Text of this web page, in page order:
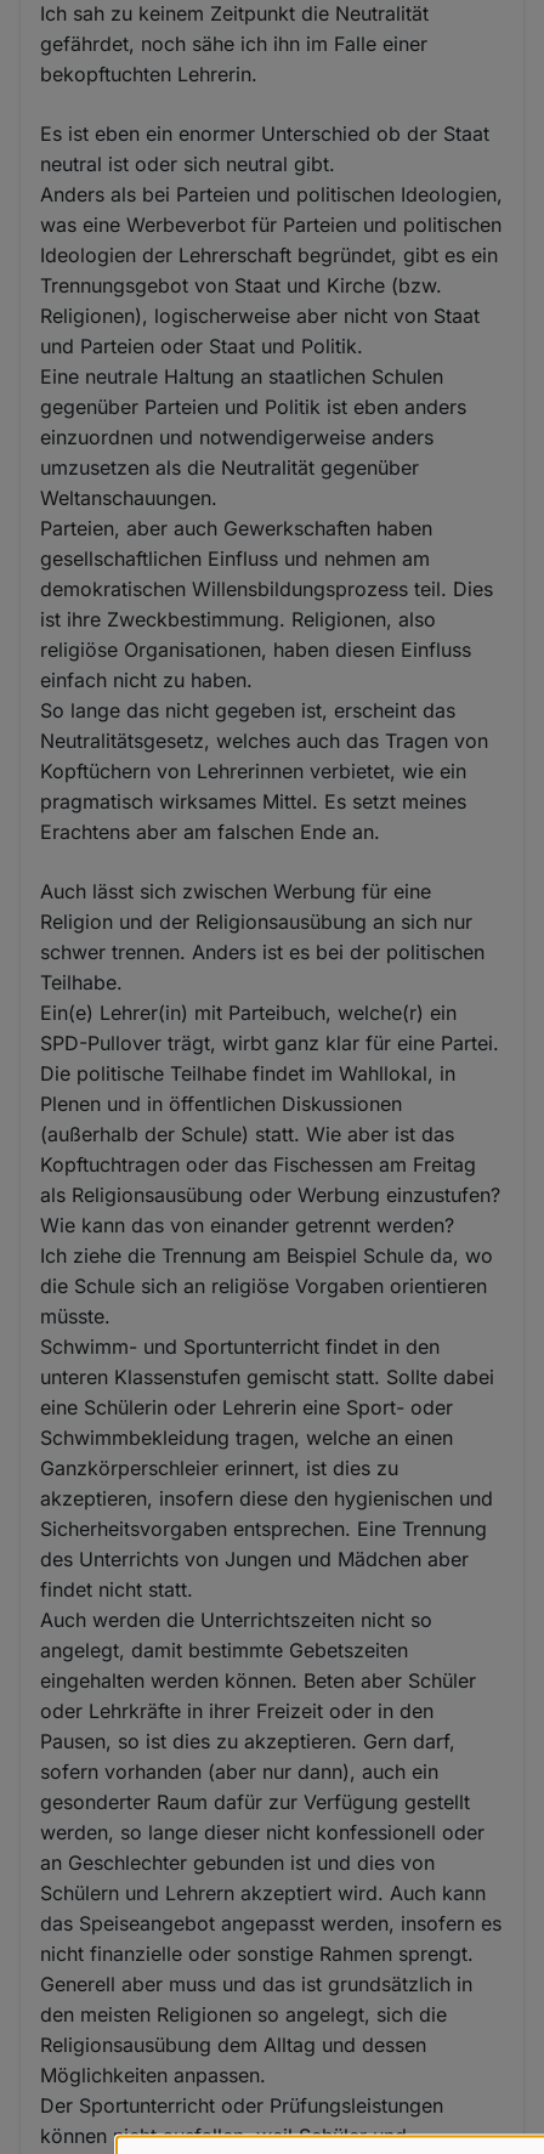
Ich sah zu keinem Zeitpunkt die Neutralität
gefährdet, noch sähe ich ihn im Falle einer
bekopftuchten Lehrerin.
Es ist eben ein enormer Unterschied ob der Staat
neutral ist oder sich neutral gibt.
Anders als bei Parteien und politischen Ideologien,
was eine Werbeverbot für Parteien und politischen
Ideologien der Lehrerschaft begründet, gibt es ein
Trennungsgebot von Staat und Kirche (bzw.
Religionen), logischerweise aber nicht von Staat
und Parteien oder Staat und Politik.
Eine neutrale Haltung an staatlichen Schulen
gegenüber Parteien und Politik ist eben anders
einzuordnen und notwendigerweise anders
umzusetzen als die Neutralität gegenüber
Weltanschauungen.
Parteien, aber auch Gewerkschaften haben
gesellschaftlichen Einfluss und nehmen am
demokratischen Willensbildungsprozess teil. Dies
ist ihre Zweckbestimmung. Religionen, also
religiöse Organisationen, haben diesen Einfluss
einfach nicht zu haben.
So lange das nicht gegeben ist, erscheint das
Neutralitätsgesetz, welches auch das Tragen von
Kopftüchern von Lehrerinnen verbietet, wie ein
pragmatisch wirksames Mittel. Es setzt meines
Erachtens aber am falschen Ende an.
Auch lässt sich zwischen Werbung für eine
Religion und der Religionsausübung an sich nur
schwer trennen. Anders ist es bei der politischen
Teilhabe.
Ein(e) Lehrer(in) mit Parteibuch, welche(r) ein
SPD-Pullover trägt, wirbt ganz klar für eine Partei.
Die politische Teilhabe findet im Wahllokal, in
Plenen und in öffentlichen Diskussionen
(außerhalb der Schule) statt. Wie aber ist das
Kopftuchtragen oder das Fischessen am Freitag
als Religionsausübung oder Werbung einzustufen?
Wie kann das von einander getrennt werden?
Ich ziehe die Trennung am Beispiel Schule da, wo
die Schule sich an religiöse Vorgaben orientieren
müsste.
Schwimm- und Sportunterricht findet in den
unteren Klassenstufen gemischt statt. Sollte dabei
eine Schülerin oder Lehrerin eine Sport- oder
Schwimmbekleidung tragen, welche an einen
Ganzkörperschleier erinnert, ist dies zu
akzeptieren, insofern diese den hygienischen und
Sicherheitsvorgaben entsprechen. Eine Trennung
des Unterrichts von Jungen und Mädchen aber
findet nicht statt.
Auch werden die Unterrichtszeiten nicht so
angelegt, damit bestimmte Gebetszeiten
eingehalten werden können. Beten aber Schüler
oder Lehrkräfte in ihrer Freizeit oder in den
Pausen, so ist dies zu akzeptieren. Gern darf,
sofern vorhanden (aber nur dann), auch ein
gesonderter Raum dafür zur Verfügung gestellt
werden, so lange dieser nicht konfessionell oder
an Geschlechter gebunden ist und dies von
Schülern und Lehrern akzeptiert wird. Auch kann
das Speiseangebot angepasst werden, insofern es
nicht finanzielle oder sonstige Rahmen sprengt.
Generell aber muss und das ist grundsätzlich in
den meisten Religionen so angelegt, sich die
Religionsausübung dem Alltag und dessen
Möglichkeiten anpassen.
Der Sportunterricht oder Prüfungsleistungen
können nicht ausfallen, weil Schüler und